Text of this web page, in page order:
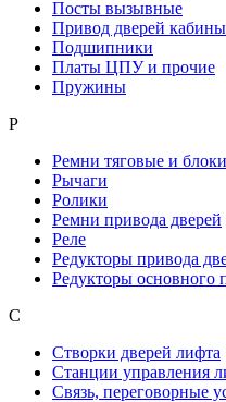
Посты вызывные
Привод дверей кабины
Подшипники
Платы ЦПУ и прочие
Пружины
Р
Ремни тяговые и блоки
Рычаги
Ролики
Ремни привода дверей
Реле
Редукторы привода
Редукторы основного
С
Створки дверей лифта
Станции управления
Связь, переговорные